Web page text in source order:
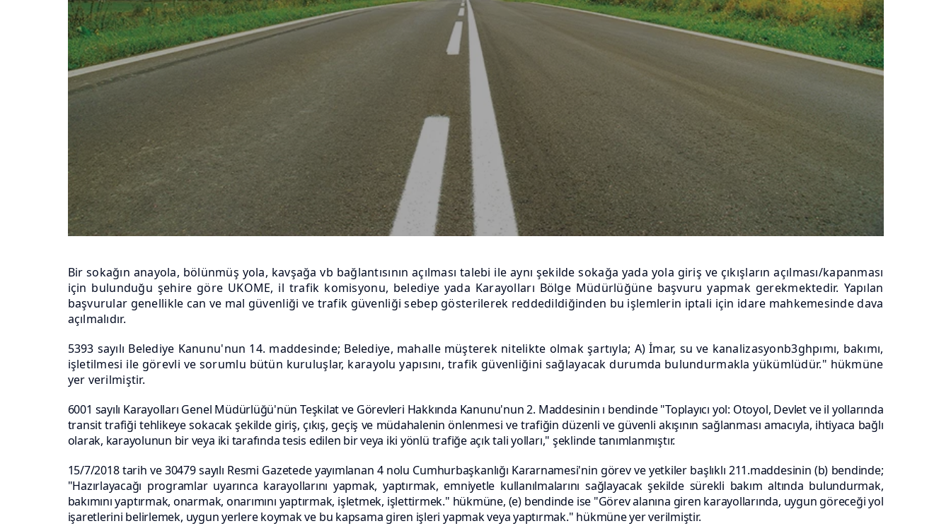
Bir sokağın anayola, bölünmüş yola, kavşağa vb bağlantısının açılması talebi ile aynı şekilde sokağa yada yola giriş ve çıkışların açılması/kapanması
için bulunduğu şehire göre UKOME, il trafik komisyonu, belediye yada Karayolları Bölge Müdürlüğüne başvuru yapmak gerekmektedir. Yapılan
başvurular genellikle can ve mal güvenliği ve trafik güvenliği sebep gösterilerek reddedildiğinden bu işlemlerin iptali için idare mahkemesinde dava
açılmalıdır.
5393 sayılı Belediye Kanunu'nun 14. maddesinde; Belediye, mahalle müşterek nitelikte olmak şartıyla; A) İmar, su ve kanalizasyonb3ghpımı, bakımı,
işletilmesi ile görevli ve sorumlu bütün kuruluşlar, karayolu yapısını, trafik güvenliğini sağlayacak durumda bulundurmakla yükümlüdür." hükmüne
yer verilmiştir.
6001 sayılı Karayolları Genel Müdürlüğü'nün Teşkilat ve Görevleri Hakkında Kanunu'nun 2. Maddesinin ı bendinde "Toplayıcı yol: Otoyol, Devlet ve il yollarında
transit trafiği tehlikeye sokacak şekilde giriş, çıkış, geçiş ve müdahalenin önlenmesi ve trafiğin düzenli ve güvenli akışının sağlanması amacıyla, ihtiyaca bağlı
olarak, karayolunun bir veya iki tarafında tesis edilen bir veya iki yönlü trafiğe açık tali yolları," şeklinde tanımlanmıştır.
15/7/2018 tarih ve 30479 sayılı Resmi Gazetede yayımlanan 4 nolu Cumhurbaşkanlığı Kararnamesi'nin görev ve yetkiler başlıklı 211.maddesinin (b) bendinde;
"Hazırlayacağı programlar uyarınca karayollarını yapmak, yaptırmak, emniyetle kullanılmalarını sağlayacak şekilde sürekli bakım altında bulundurmak,
bakımını yaptırmak, onarmak, onarımını yaptırmak, işletmek, işlettirmek." hükmüne, (e) bendinde ise "Görev alanına giren karayollarında, uygun göreceği yol
işaretlerini belirlemek, uygun yerlere koymak ve bu kapsama giren işleri yapmak veya yaptırmak." hükmüne yer verilmiştir.